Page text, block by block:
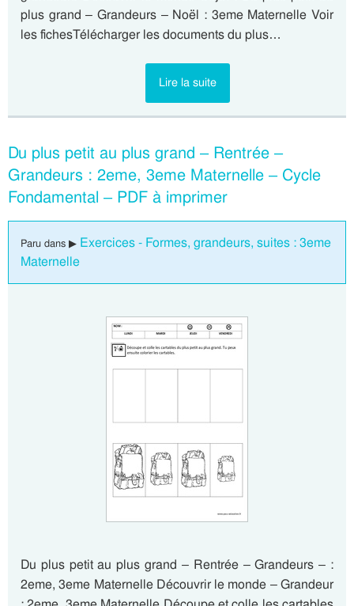
plus grand – Grandeurs – Noël : 3eme Maternelle Voir
les fichesTélécharger les documents du plus…
Lire la suite
Du plus petit au plus grand – Rentrée –
Grandeurs : 2eme, 3eme Maternelle – Cycle
Fondamental – PDF à imprimer
Paru dans ▶ Exercices - Formes, grandeurs, suites : 3eme
Maternelle
Du plus petit au plus grand – Rentrée – Grandeurs – :
2eme, 3eme Maternelle Découvrir le monde – Grandeur